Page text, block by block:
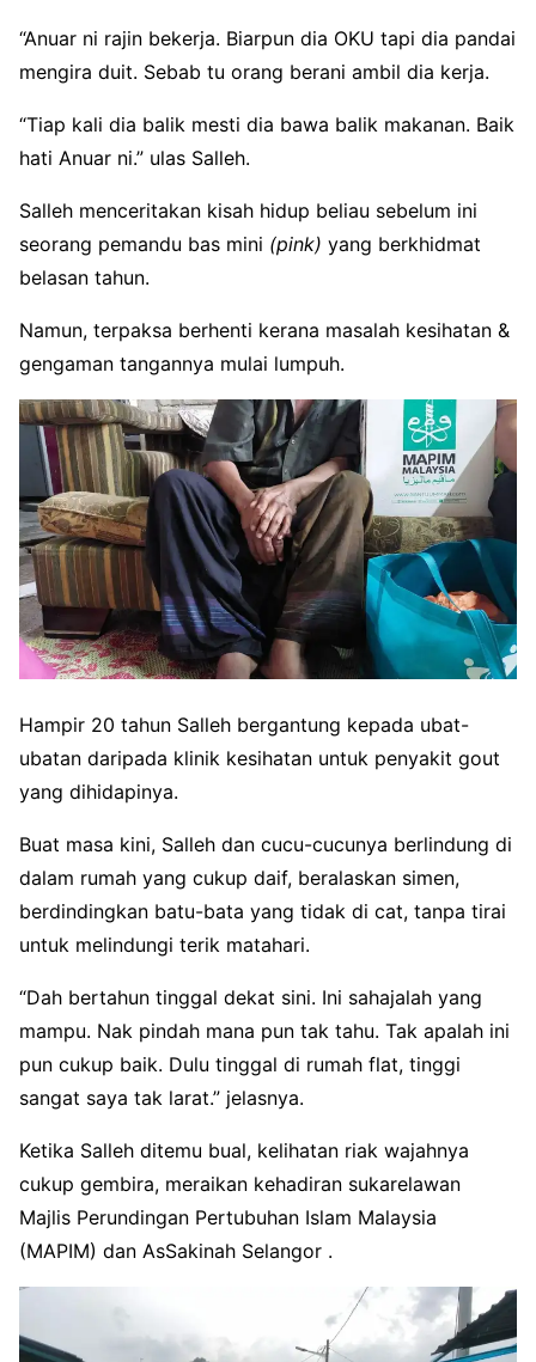
“Anuar ni rajin bekerja. Biarpun dia OKU tapi dia pandai
mengira duit. Sebab tu orang berani ambil dia kerja.
“Tiap kali dia balik mesti dia bawa balik makanan. Baik
hati Anuar ni.” ulas Salleh.
Salleh menceritakan kisah hidup beliau sebelum ini
seorang pemandu bas mini (pink) yang berkhidmat
belasan tahun.
Namun, terpaksa berhenti kerana masalah kesihatan &
gengaman tangannya mulai lumpuh.
Hampir 20 tahun Salleh bergantung kepada ubat-
ubatan daripada klinik kesihatan untuk penyakit gout
yang dihidapinya.
Buat masa kini, Salleh dan cucu-cucunya berlindung di
dalam rumah yang cukup daif, beralaskan simen,
berdindingkan batu-bata yang tidak di cat, tanpa tirai
untuk melindungi terik matahari.
“Dah bertahun tinggal dekat sini. Ini sahajalah yang
mampu. Nak pindah mana pun tak tahu. Tak apalah ini
pun cukup baik. Dulu tinggal di rumah flat, tinggi
sangat saya tak larat.” jelasnya.
Ketika Salleh ditemu bual, kelihatan riak wajahnya
cukup gembira, meraikan kehadiran sukarelawan
Majlis Perundingan Pertubuhan Islam Malaysia
(MAPIM) dan AsSakinah Selangor .